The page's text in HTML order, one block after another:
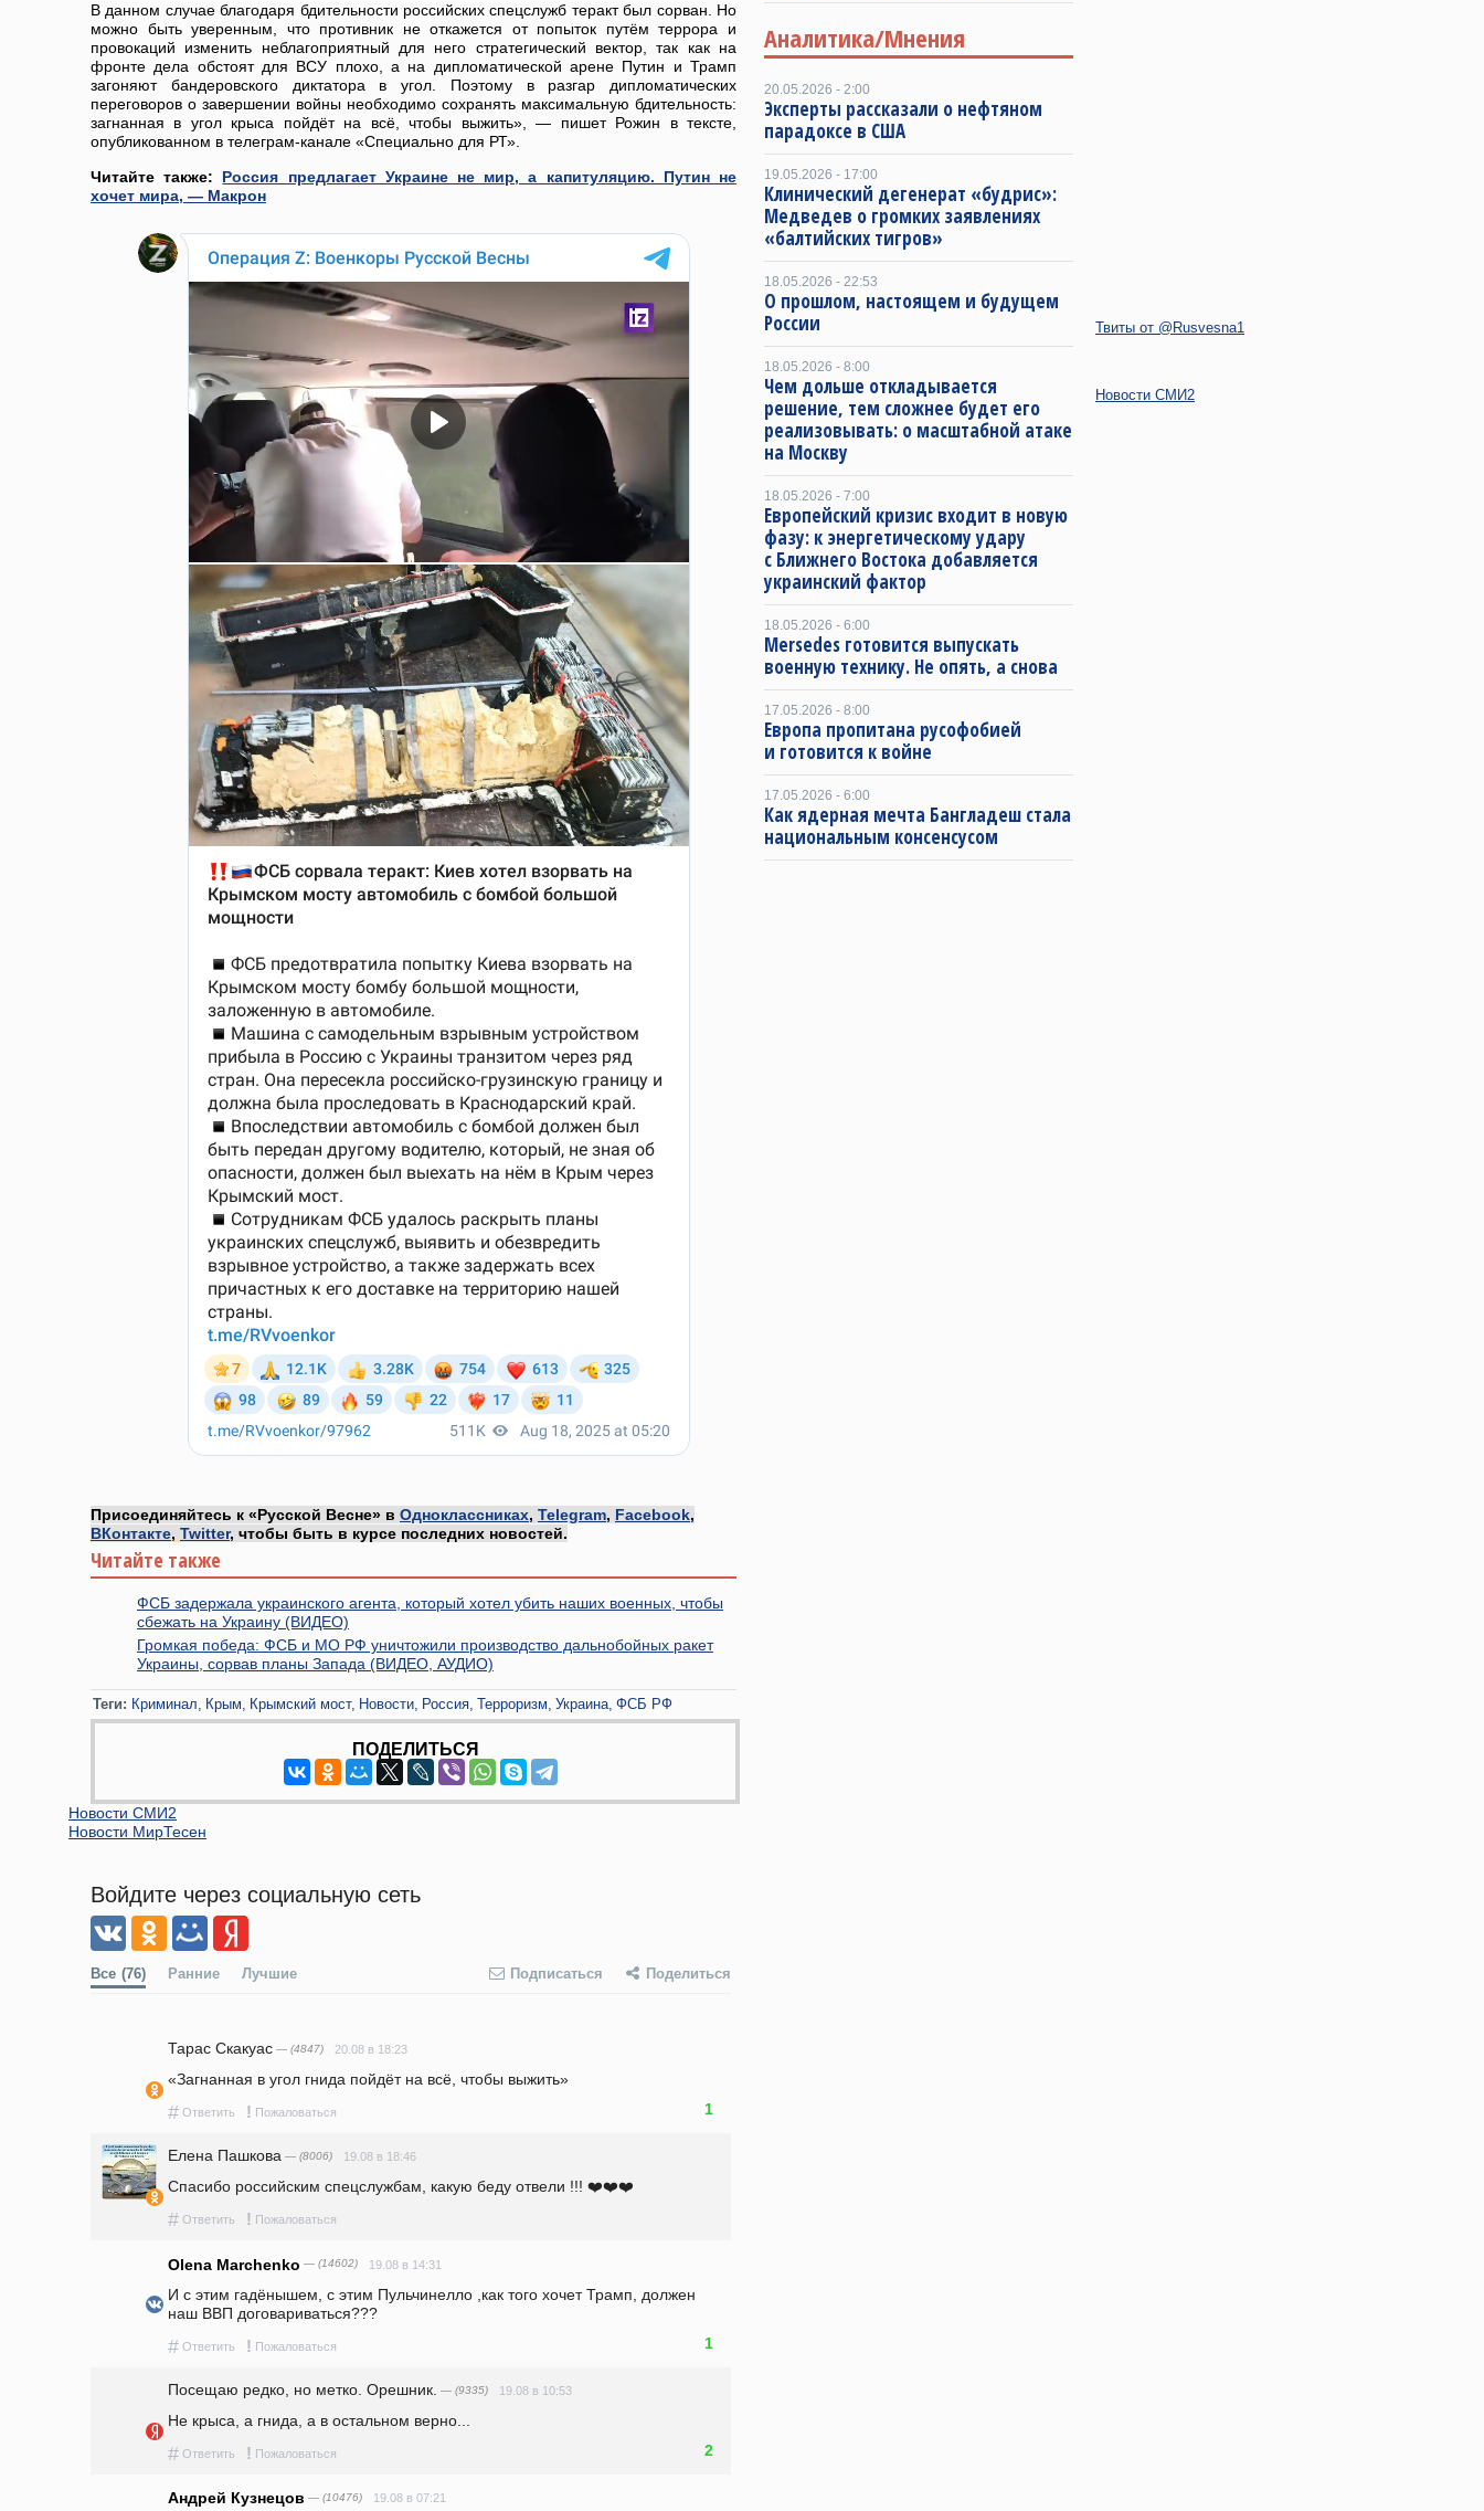
В данном случае благодаря бдительности российских спецслужб теракт был сорван. Но
можно быть уверенным, что противник не откажется от попыток путём террора и
провокаций изменить неблагоприятный для него стратегический вектор, так как на
фронте дела обстоят для ВСУ плохо, а на дипломатической арене Путин и Трамп
загоняют бандеровского диктатора в угол. Поэтому в разгар дипломатических
переговоров о завершении войны необходимо сохранять максимальную бдительность:
загнанная в угол крыса пойдёт на всё, чтобы выжить», — пишет Рожин в тексте,
опубликованном в телеграм-канале «Специально для РТ».
Читайте также: Россия предлагает Украине не мир, а капитуляцию. Путин не
хочет мира, — Макрон
Присоединяйтесь к «Русской Весне» в Одноклассниках, Telegram, Facebook,
ВКонтакте, Twitter, чтобы быть в курсе последних новостей.
Читайте также
ФСБ задержала украинского агента, который хотел убить наших военных, чтобы
сбежать на Украину (ВИДЕО)
Громкая победа: ФСБ и МО РФ уничтожили производство дальнобойных ракет
Украины, сорвав планы Запада (ВИДЕО, АУДИО)
Теги: Криминал Крым Крымский мост Новости Россия Терроризм Украина ФСБ РФ
ПОДЕЛИТЬСЯ
Новости СМИ2
Новости МирТесен
Войдите через социальную сеть
Все (76) Ранние Лучшие Подписаться Поделиться
Тарас Скакуас — (4847) 20.08 в 18:23
«Загнанная в угол гнида пойдёт на всё, чтобы выжить»
# Ответить ! Пожаловаться 1
Елена Пашкова — (8006) 19.08 в 18:46
Спасибо российским спецслужбам, какую беду отвели !!! ❤️❤️❤️
# Ответить ! Пожаловаться
Olena Marchenko — (14602) 19.08 в 14:31
И с этим гадёнышем, с этим Пульчинелло ,как того хочет Трамп, должен
наш ВВП договариваться???
# Ответить ! Пожаловаться 1
Посещаю редко, но метко. Орешник. — (9335) 19.08 в 10:53
Не крыса, а гнида, а в остальном верно...
# Ответить ! Пожаловаться 2
Андрей Кузнецов — (10476) 19.08 в 07:21
Аналитика/Мнения
20.05.2026 - 2:00
Эксперты рассказали о нефтяном
парадоксе в США
19.05.2026 - 17:00
Клинический дегенерат «будрис»:
Медведев о громких заявлениях
«балтийских тигров»
18.05.2026 - 22:53
О прошлом, настоящем и будущем
России
18.05.2026 - 8:00
Чем дольше откладывается
решение, тем сложнее будет его
реализовывать: о масштабной атаке
на Москву
18.05.2026 - 7:00
Европейский кризис входит в новую
фазу: к энергетическому удару
с Ближнего Востока добавляется
украинский фактор
18.05.2026 - 6:00
Mersedes готовится выпускать
военную технику. Не опять, а снова
17.05.2026 - 8:00
Европа пропитана русофобией
и готовится к войне
17.05.2026 - 6:00
Как ядерная мечта Бангладеш стала
национальным консенсусом
Твиты от @Rusvesna1
Новости СМИ2